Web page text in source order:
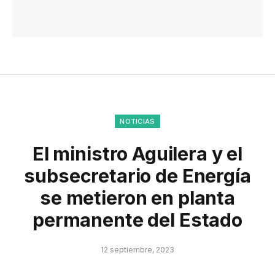
NOTICIAS
El ministro Aguilera y el
subsecretario de Energía
se metieron en planta
permanente del Estado
12 septiembre, 2023